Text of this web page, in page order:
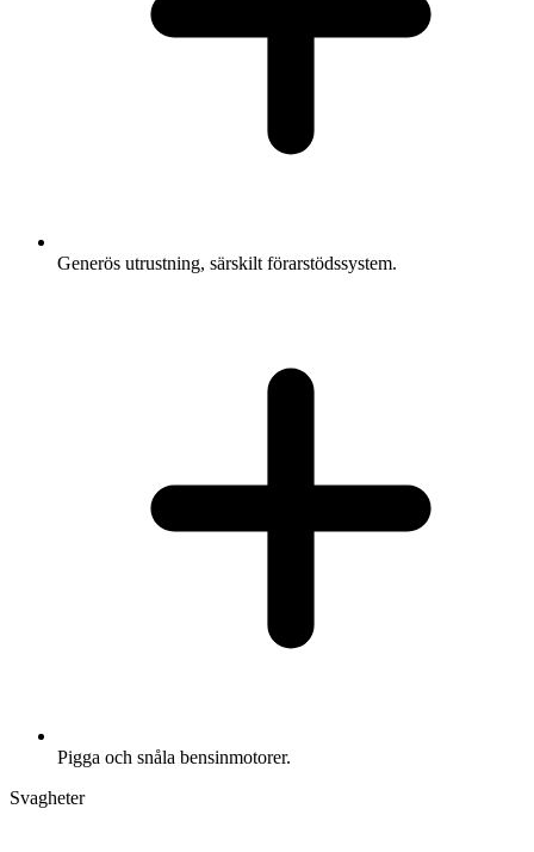
Generös utrustning, särskilt förarstödssystem.
Pigga och snåla bensinmotorer.
Svagheter